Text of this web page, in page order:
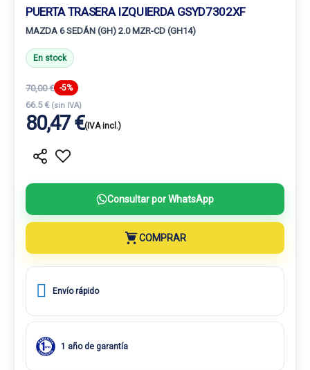
PUERTA TRASERA IZQUIERDA GSYD7302XF
MAZDA 6 SEDÁN (GH) 2.0 MZR-CD (GH14)
En stock
70,00 € -5%
66.5 € (sin IVA)
80,47 €(IVA incl.)
Consultar por WhatsApp
COMPRAR
Envío rápido
1 año de garantía